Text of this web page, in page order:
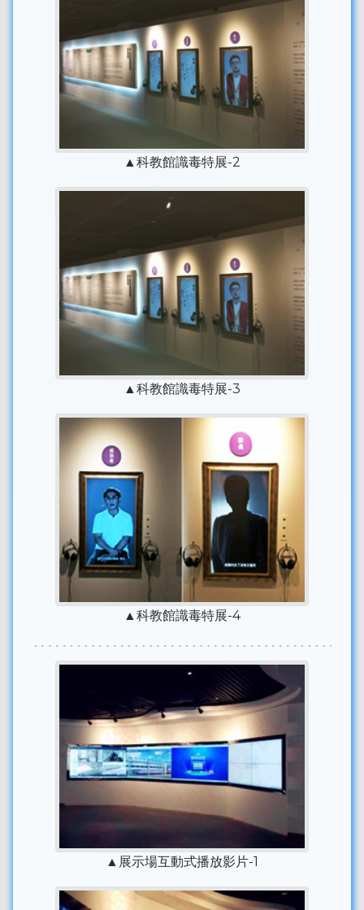
▲科教館識毒特展-2
▲科教館識毒特展-3
▲科教館識毒特展-4
▲展示場互動式播放影片-1